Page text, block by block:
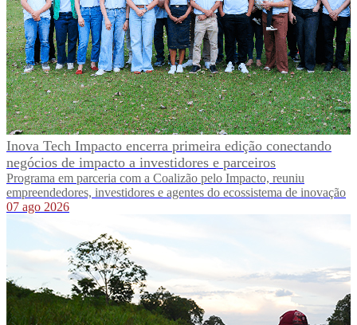
Inova Tech Impacto encerra primeira edição conectando
negócios de impacto a investidores e parceiros
Programa em parceria com a Coalizão pelo Impacto, reuniu
empreendedores, investidores e agentes do ecossistema de inovação
07 ago 2026